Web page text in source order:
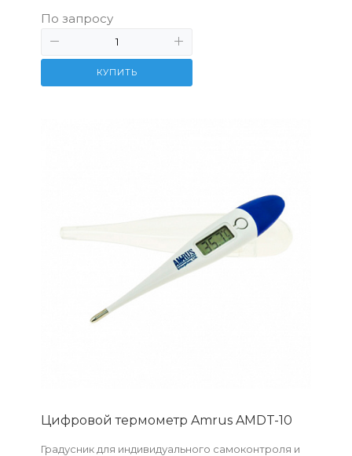
По запросу
КУПИТЬ
Цифровой термометр Amrus AMDT-10
Градусник для индивидуального самоконтроля и